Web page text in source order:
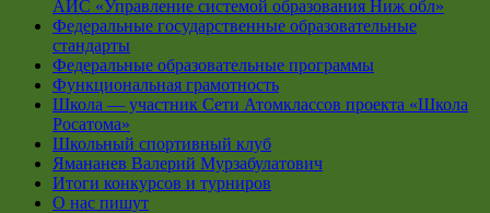
АИС «Управление системой образования Ниж обл»
Федеральные государственные образовательные
стандарты
Федеральные образовательные программы
Функциональная грамотность
Школа — участник Сети Атомклассов проекта «Школа
Росатома»
Школьный спортивный клуб
Ямананев Валерий Мурзабулатович
Итоги конкурсов и турниров
О нас пишут